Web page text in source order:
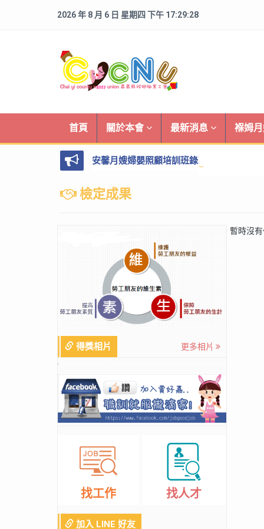
2026 年 8 月 6 日 星期四 下午 17:29:29
首頁 關於本會 最新消息 褓姆
安馨月嫂婦嬰照顧培訓班錄取名單
檢定成果
得獎相片 更多相片
找工作 找人才
加入 LINE 好友
暫時沒